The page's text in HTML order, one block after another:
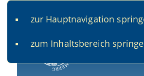
zur Hauptnavigation
zum Inhaltsbereich